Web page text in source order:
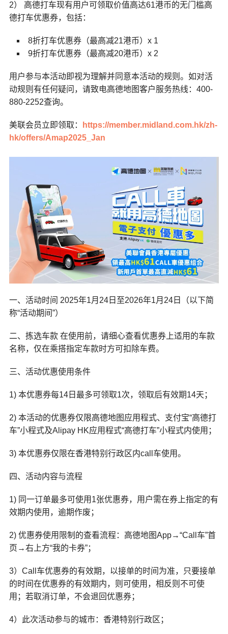
2） 高德打车现有用户可领取价值高达61港币的无门槛高
德打车优惠券，包括：
8折打车优惠券（最高减21港币）x 1
9折打车优惠券（最高减20港币）x 2
用户参与本活动即视为理解并同意本活动的规则。如对活
动规则有任何疑问，请致电高德地图客户服务热线：400-
880-2252查询。
美联会员立即领取：
https://member.midland.com.hk/zh-
hk/offers/Amap2025_Jan
一、活动时间 2025年1月24日至2026年1月24日（以下简
称“活动期间”）
二、拣选车款 在使用前，请细心查看优惠券上适用的车款
名称，仅在乘搭指定车款时方可扣除车费。
三、活动优惠使用条件
1) 本优惠券每14日最多可领取1次，领取后有效期14天；
2) 本活动的优惠券仅限高德地图应用程式、支付宝“高德打
车”小程式及Alipay HK应用程式“高德打车”小程式内使用；
3) 本优惠券仅限在香港特别行政区内call车使用。
四、活动内容与流程
1) 同一订单最多可使用1张优惠券，用户需在券上指定的有
效期内使用，逾期作废；
2) 优惠券使用限制的查看流程：高德地图App→“Call车”首
页→右上方“我的卡券”；
3）Call车优惠券的有效期，以接单的时间为准，只要接单
的时间在优惠券的有效期内，则可使用，相反则不可使
用；若取消订单，不会退回优惠券；
4）此次活动参与的城市：香港特别行政区；